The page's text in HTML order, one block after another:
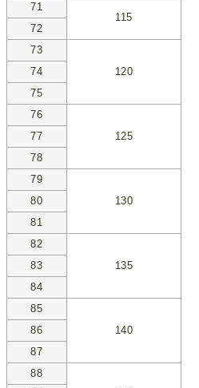
71
115
72
73
120
74
75
76
125
77
78
79
130
80
81
82
135
83
84
85
140
86
87
88